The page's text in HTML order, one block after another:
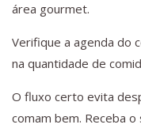
área gourmet.
Verifique a agenda do
na quantidade de
O fluxo certo evita
comam bem. Receba